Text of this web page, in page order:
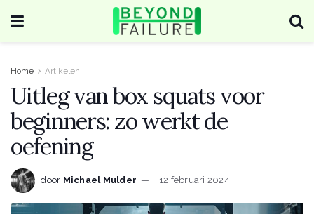
Home Artikelen
Uitleg van box squats voor
beginners: zo werkt de
oefening
door Michael Mulder 12 februari 2024